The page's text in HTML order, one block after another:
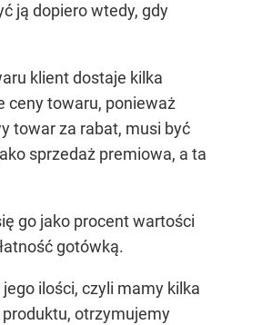
ją dopiero wtedy, gdy
klient dostaje kilka
ceny towaru, ponieważ
towar za rabat, musi być
sprzedaż premiowa, a ta
go jako procent wartości
gotówką.
ilości, czyli mamy kilka
produktu, otrzymujemy